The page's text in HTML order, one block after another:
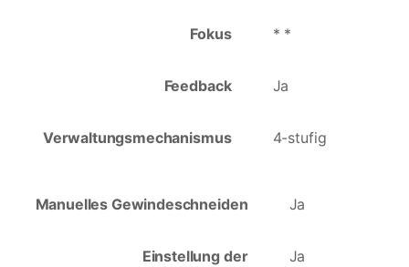
Fokus * *
Feedback Ja
Verwaltungsmechanismus 4-stufig
Manuelles Gewindeschneiden Ja
Einstellung der
Ja